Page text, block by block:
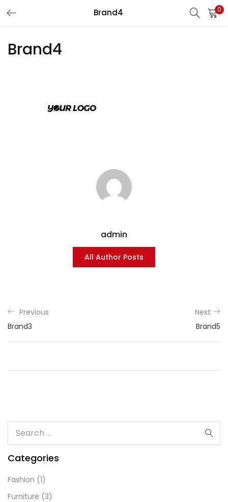
Brand4 0
Enter your username and password to login.
Remember me
Brand4
admin
All Author Posts
Previous
Brand3
Next
Brand5
Categories
Fashion (1)
Furniture (3)